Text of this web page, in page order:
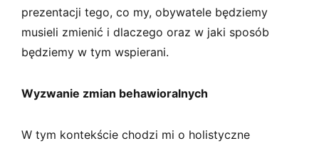
prezentacji tego, co my, obywatele będziemy
musieli zmienić i dlaczego oraz w jaki sposób
będziemy w tym wspierani.
Wyzwanie zmian behawioralnych
W tym kontekście chodzi mi o holistyczne